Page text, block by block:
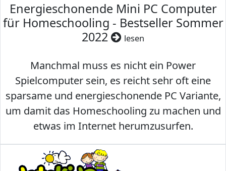
Energieschonende Mini PC Computer
für Homeschooling - Bestseller Sommer
2022
lesen
Manchmal muss es nicht ein Power
Spielcomputer sein, es reicht sehr oft eine
sparsame und energieschonende PC Variante,
um damit das Homeschooling zu machen und
etwas im Internet herumzusurfen.